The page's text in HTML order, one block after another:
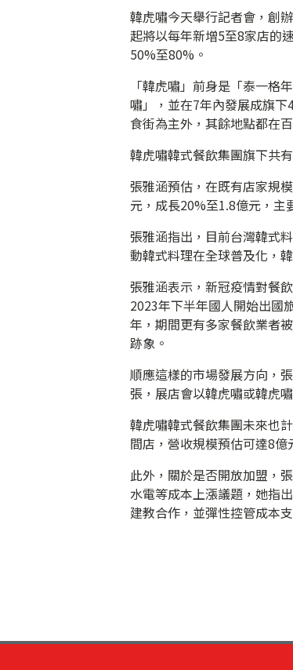
韓虎嘯今天舉行記者會，創
起將以每年新增5至8家店的
50%至80%。
「韓虎嘯」前身是「泰一
嘯」，並在7年內發展成旗
食街為主外，其餘地點都在
韓虎嘯韓式餐飲集團旗下共
張雅涵預估，在既有店家規
元，成長20%至1.8億元，主
張雅涵指出，目前台灣韓式
動韓式料理在全球普及化，
張雅涵表示，新冠疫情對餐
2023年下半年國人開始出國
年，期間更有多家餐飲業者
跡象。
順應這樣的市場發展方向，
張，展店會以韓虎嘯或韓虎
韓虎嘯韓式餐飲集團未來也
間店，營收規模預估可達8億
此外，關於是否開放加盟，
水電等成本上漲議題，她指
建教合作，並彈性控管成本